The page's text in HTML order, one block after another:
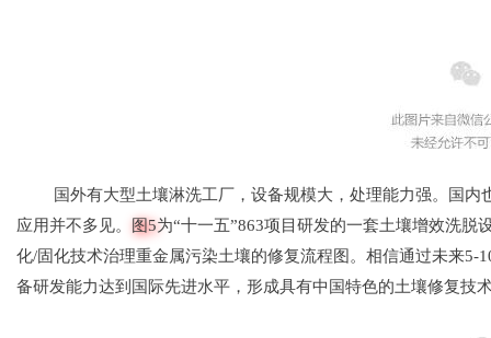
国外有大型土壤淋洗工厂，设备规模大，处理能力强。国内
应用并不多见。
图5为“十一五”863项目研发的一套土壤增效洗脱
化/固化技术治理重金属污染土壤的修复流程 图。 相信通过未来5-
备研发能力达到国 际先进水平，形成具有中国特色的土壤修复技